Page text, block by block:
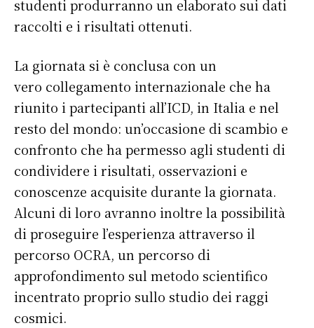
studenti produrranno un elaborato sui dati
raccolti e i risultati ottenuti.
La giornata si è conclusa con un
vero collegamento internazionale che ha
riunito i partecipanti all’ICD, in Italia e nel
resto del mondo: un’occasione di scambio e
confronto che ha permesso agli studenti di
condividere i risultati, osservazioni e
conoscenze acquisite durante la giornata.
Alcuni di loro avranno inoltre la possibilità
di proseguire l’esperienza attraverso il
percorso OCRA, un percorso di
approfondimento sul metodo scientifico
incentrato proprio sullo studio dei raggi
cosmici.